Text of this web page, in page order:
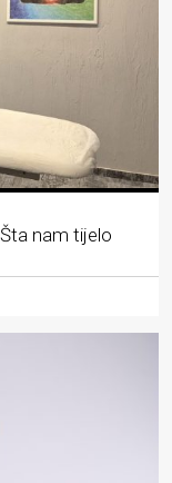
nam tijelo